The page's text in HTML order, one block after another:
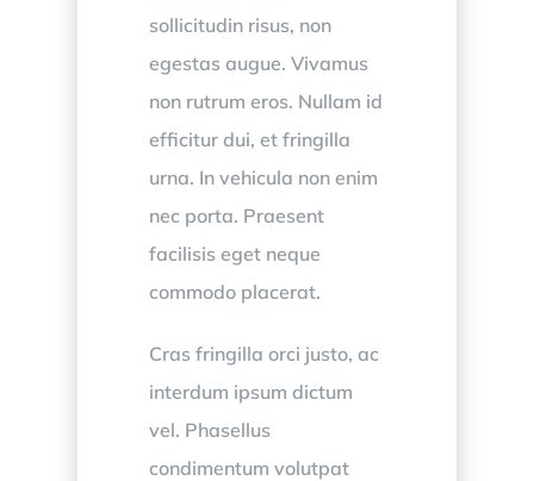
sollicitudin risus, non
egestas augue. Vivamus
non rutrum eros. Nullam id
efficitur dui, et fringilla
urna. In vehicula non enim
nec porta. Praesent
facilisis eget neque
commodo placerat.
Cras fringilla orci justo, ac
interdum ipsum dictum
vel. Phasellus
condimentum volutpat